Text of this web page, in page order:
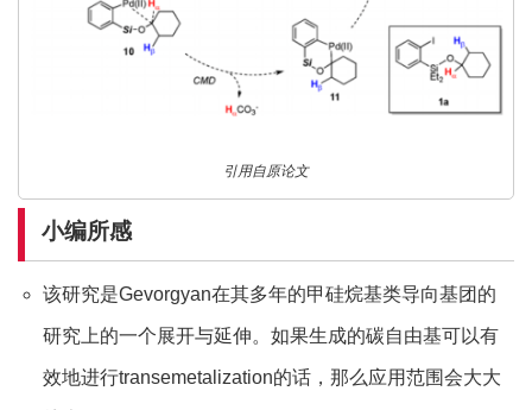
引用自原论文
小编所感
该研究是Gevorgyan在其多年的甲硅烷基类导向基团的
研究上的一个展开与延伸。如果生成的碳自由基可以有
效地进行transemetalization的话，那么应用范围会大大